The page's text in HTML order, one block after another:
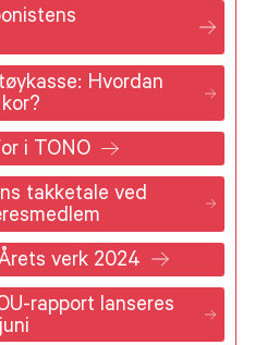
Hvordan
i TONO
takketale ved
verk 2024
rapport lanseres